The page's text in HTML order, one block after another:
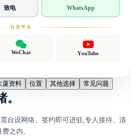
致电 WhatsApp
社交平台
WeChat YouTube
厦资料 位置 其他选择 常见问题
自设网络。签约即可进驻,专人接待、清
之内。